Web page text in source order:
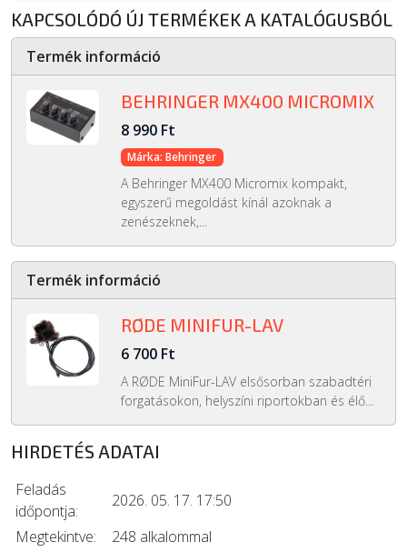
KAPCSOLÓDÓ ÚJ TERMÉKEK A KATALÓGUSBÓL
Termék információ
BEHRINGER MX400 MICROMIX
8 990 Ft
Márka: Behringer
A Behringer MX400 Micromix kompakt,
egyszerű megoldást kínál azoknak a
zenészeknek,...
Termék információ
RØDE MINIFUR-LAV
6 700 Ft
A RØDE MiniFur-LAV elsősorban szabadtéri
forgatásokon, helyszíni riportokban és élő...
HIRDETÉS ADATAI
Feladás
időpontja:
2026. 05. 17. 17:50
Megtekintve:
248 alkalommal